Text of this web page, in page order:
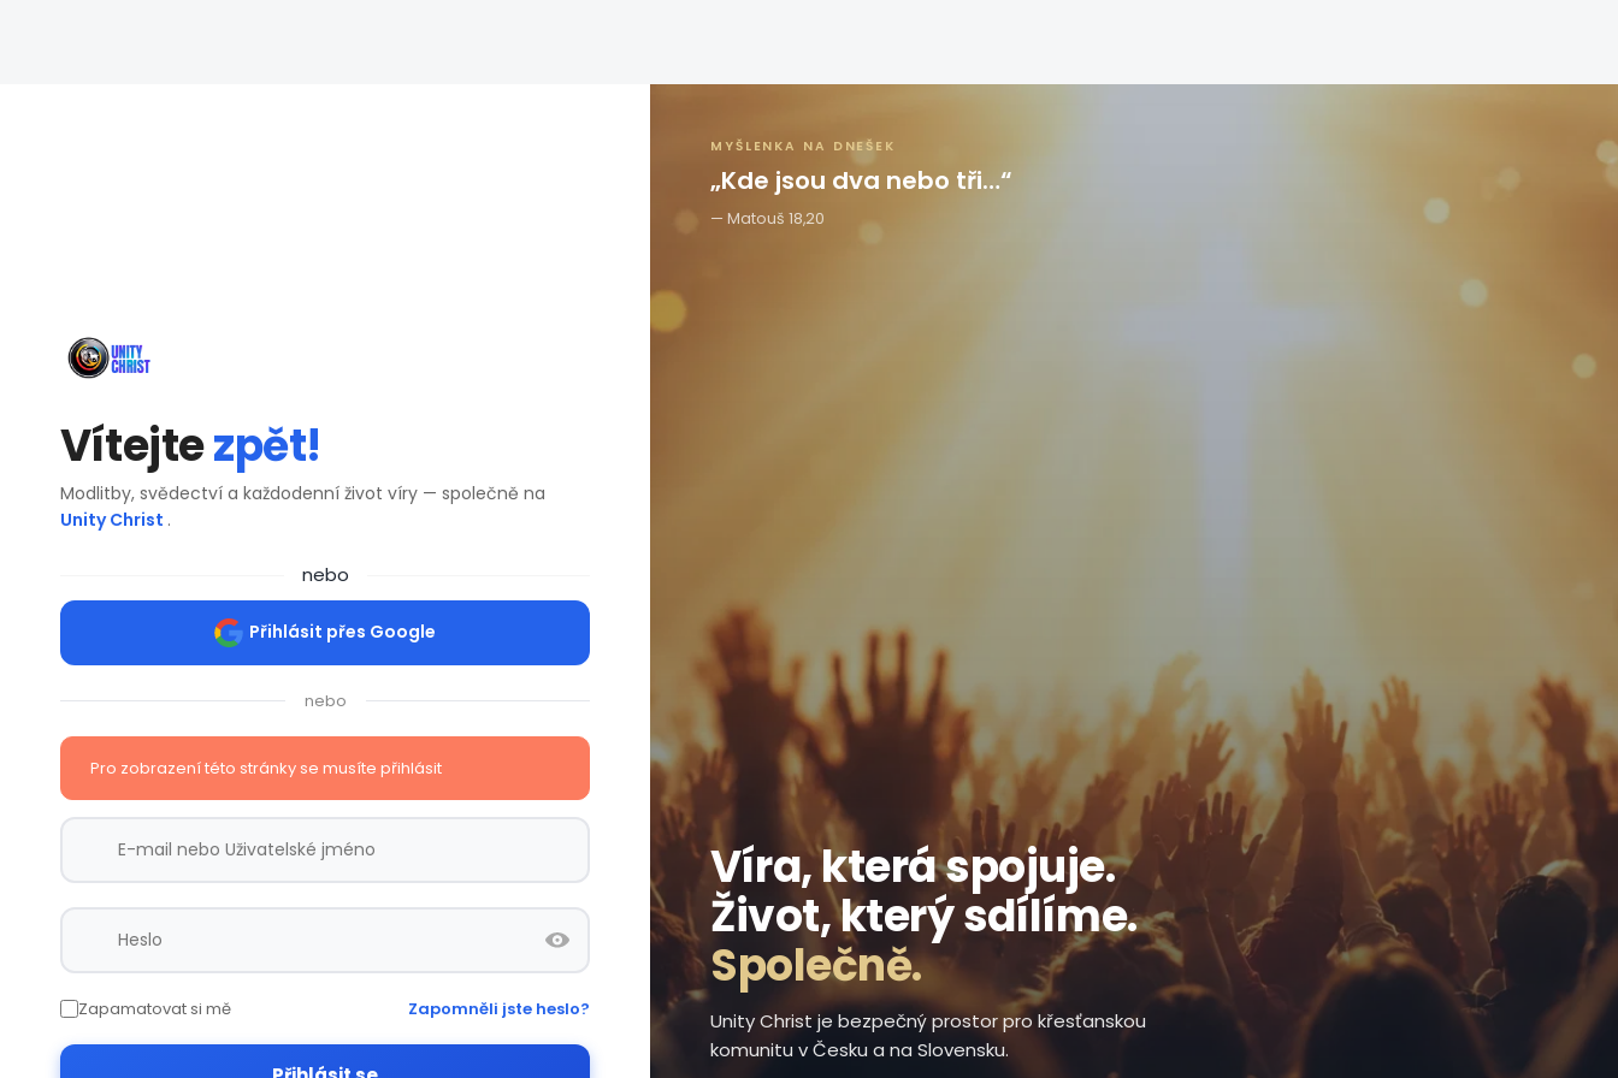
Vítejtezpět!
Modlitby, svědectví a každodenní život víry — společně na
Unity Christ .
nebo
Přihlásit přes Google
nebo
Pro zobrazení této stránky se musíte přihlásit
Zapamatovat si mě Zapomněli jste heslo?
Víra, která spojuje.
Život, který sdílíme.
Společně.
Unity Christ je bezpečný prostor pro křesťanskou
komunitu v Česku a na Slovensku.
MYŠLENKA NA DNEŠEK
„Kde jsou dva nebo tři…“
Matouš 18,20